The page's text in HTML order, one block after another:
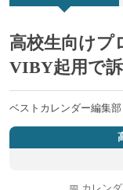
ー
高校生向けプ
VIBY起用で
ベストカレンダー編集部